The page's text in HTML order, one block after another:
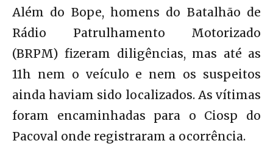
Além do Bope, homens do Batalhão de
Rádio Patrulhamento Motorizado
(BRPM) fizeram diligências, mas até as
11h nem o veículo e nem os suspeitos
ainda haviam sido localizados. As vítimas
foram encaminhadas para o Ciosp do
Pacoval onde registraram a ocorrência.